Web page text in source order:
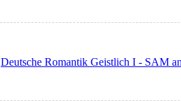
Deutsche Romantik Geistlich I - SAM